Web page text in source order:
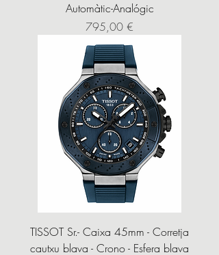
Automàtic-Analógic
Precio
795,00 €
TISSOT Sr.- Caixa 45mm - Corretja
cautxu blava - Crono - Esfera blava